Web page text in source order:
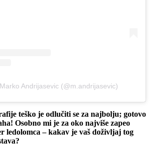
Andrijasevic (@m.andrijasevic)
teško je odlučiti se za najbolju; gotovo
Osobno mi je za oko najviše zapeo
ledolomca – kakav je vaš doživljaj tog